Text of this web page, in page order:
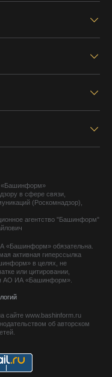
«Башинформ»
в сфере связи,
(Роскомнадзор),
агентство "Башинформ"
«Башинформ» обязательна.
активная гиперссылка
в целях, не
или цитировании,
АО ИА «Башинформ».
сайте www.bashinform.ru
об авторском